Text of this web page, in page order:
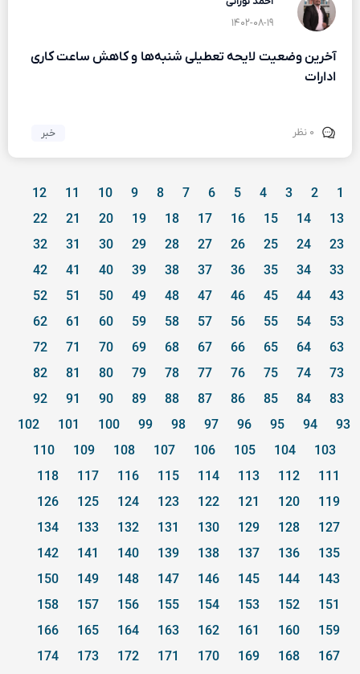
۱۴۰۲-۰۸-۱۹
آخرین وضعیت لایحه تعطیلی شنبه‌ها و کاهش ساعت کاری
ادارات
۰ نظر خبر
1
2
3
4
5
6
7
8
9
10
11
12
13
14
15
16
17
18
19
20
21
22
23
24
25
26
27
28
29
30
31
32
33
34
35
36
37
38
39
40
41
42
43
44
45
46
47
48
49
50
51
52
53
54
55
56
57
58
59
60
61
62
63
64
65
66
67
68
69
70
71
72
73
74
75
76
77
78
79
80
81
82
83
84
85
86
87
88
89
90
91
92
93
94
95
96
97
98
99
100
101
102
103
104
105
106
107
108
109
110
111
112
113
114
115
116
117
118
119
120
121
122
123
124
125
126
127
128
129
130
131
132
133
134
135
136
137
138
139
140
141
142
143
144
145
146
147
148
149
150
151
152
153
154
155
156
157
158
159
160
161
162
163
164
165
166
167
168
169
170
171
172
173
174